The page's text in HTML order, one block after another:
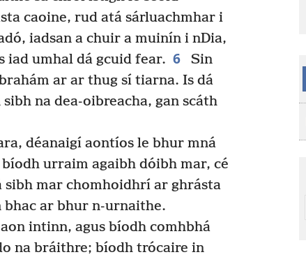
caoine, rud atá sárluachmhar i
iadsan a chuir a muinín i nDia,
iad umhal dá gcuid fear. 6
Sin
ar ar thug sí tiarna. Is dá
na dea-oibreacha, gan scáth
déanaigí aontíos le bhur mná
urraim agaibh dóibh mar, cé
sibh mar chomhoidhrí ar ghrásta
bhac ar bhur n-urnaithe.
intinn, agus bíodh comhbhá
na bráithre; bíodh trócaire in